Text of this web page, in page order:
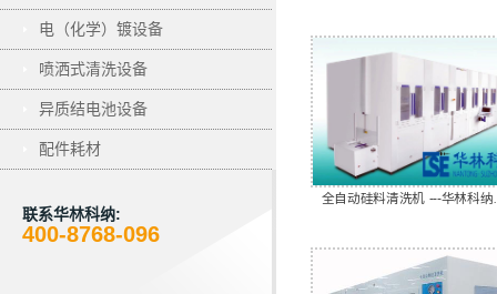
电（化学）镀设备
ELECTROPLATING
喷洒式清洗设备
异质结电池设备
配件耗材
联系华林科纳:
400-8768-096